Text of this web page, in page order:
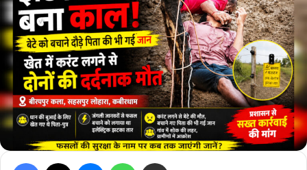
Facebook Messenger WhatsApp